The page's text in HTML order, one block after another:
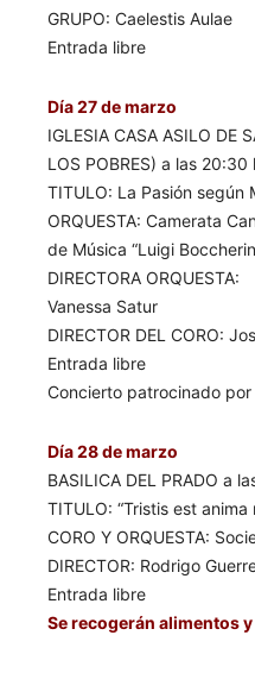
GRUPO: Caelestis Aulae
Entrada libre
Día 27 de marzo
IGLESIA CASA ASILO DE
LOS POBRES) a las 20:30
TITULO: La Pasión según
ORQUESTA: Camerata
de Música “Luigi
DIRECTORA ORQUESTA:
Vanessa Satur
DIRECTOR DEL CORO:
Entrada libre
Concierto patrocinado por
Día 28 de marzo
BASILICA DEL PRADO a
TITULO: “Tristis est anima
CORO Y ORQUESTA:
DIRECTOR: Rodrigo
Entrada libre
Se recogerán alimentos